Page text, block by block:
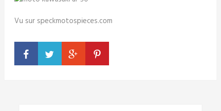
Vu sur speckmotospieces.com